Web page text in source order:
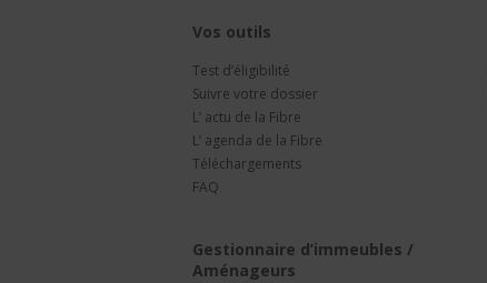
Vos outils
Test d’éligibilité
Suivre votre dossier
L’ actu de la Fibre
L’ agenda de la Fibre
Téléchargements
FAQ
Gestionnaire d’immeubles /
Aménageurs